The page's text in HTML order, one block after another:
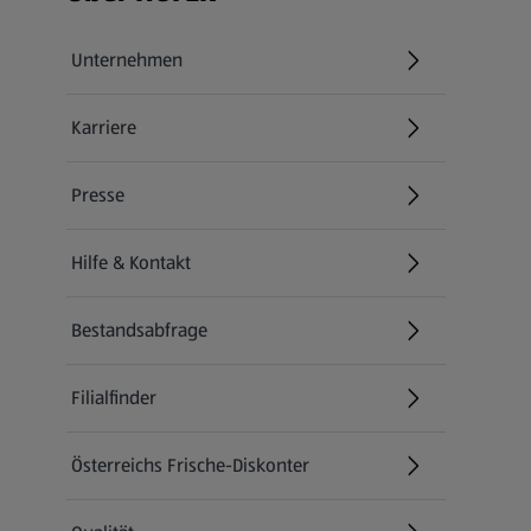
Unternehmen
Karriere
(öffnet in einem neuen Tab)
Presse
Hilfe & Kontakt
(öffnet in einem neuen Tab)
Bestandsabfrage
(öffnet in einem neuen Tab)
Filialfinder
Österreichs Frische-Diskonter